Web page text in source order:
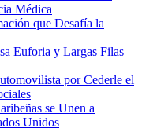
Médica
que Desafía la
Euforia y Largas Filas
por Cederle el
se Unen a
Unidos